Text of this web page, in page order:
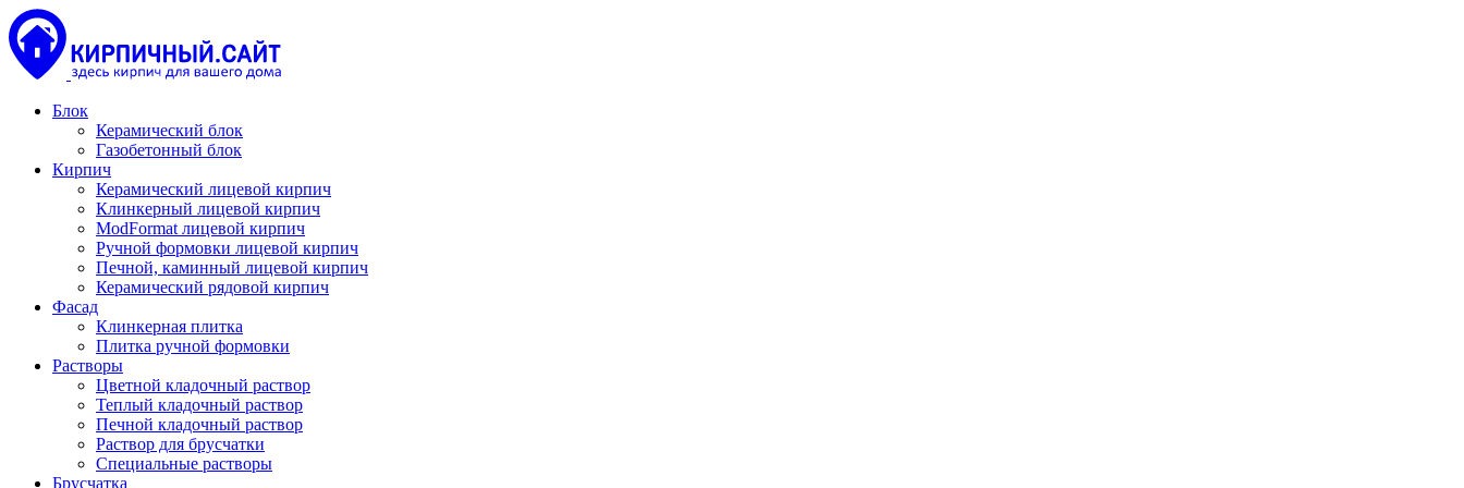
Блок
Керамический блок
Газобетонный блок
Кирпич
Керамический лицевой кирпич
Клинкерный лицевой кирпич
ModFormat лицевой кирпич
Ручной формовки лицевой кирпич
Печной, каминный лицевой кирпич
Керамический рядовой кирпич
Фасад
Клинкерная плитка
Плитка ручной формовки
Растворы
Цветной кладочный раствор
Теплый кладочный раствор
Печной кладочный раствор
Раствор для брусчатки
Специальные растворы
Брусчатка